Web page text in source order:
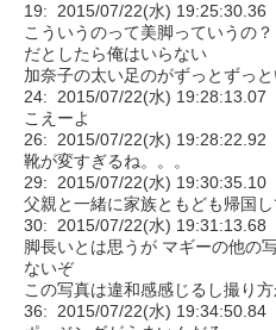
19: 2015/07/22(水) 19:25:30.36
こういうのって美脚っていうの？
だとしたら俺はいらない
加奈子の太い足のがずっとずっ
24: 2015/07/22(水) 19:28:13.07
こえーよ
26: 2015/07/22(水) 19:28:22.92
靴が変すぎるね。。。
29: 2015/07/22(水) 19:30:35.10
父親と一緒に家族ともども帰国し
30: 2015/07/22(水) 19:31:13.68
脚長いとは思うが マギーの他の
ないぞ
この写真は違和感感じるし撮り
36: 2015/07/22(水) 19:34:50.84